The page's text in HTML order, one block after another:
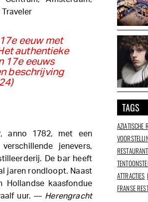
eeuw met
authentieke
17e eeuws
beschrijving
anno 1782, met een
jenevers,
De bar heeft
jaren rondloopt. Naast
kaasfondue
uur. — Herengracht
TAGS
AZIATISCHE
ATTRACTIES
FRANSE